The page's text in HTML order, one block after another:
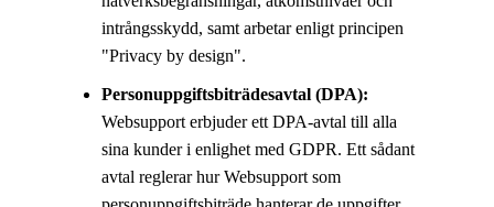
intrångsskydd, samt arbetar enligt principen
"Privacy by design".
Personuppgiftsbiträdesavtal (DPA):
Websupport erbjuder ett DPA-avtal till alla
sina kunder i enlighet med GDPR. Ett sådant
avtal reglerar hur Websupport som